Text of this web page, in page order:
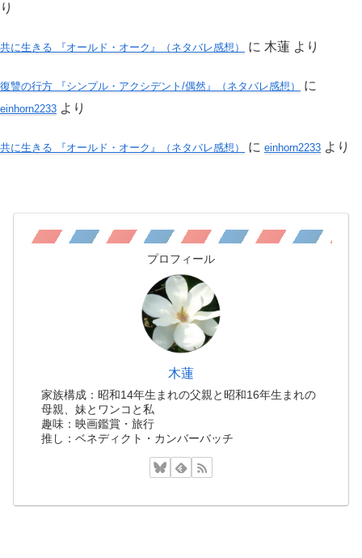
り
共に生きる 『オールド・オーク』（ネタバレ感想） に 木蓮 より
復讐の行方 『シンプル・アクシデント/偶然』（ネタバレ感想） に
einhorn2233 より
共に生きる 『オールド・オーク』（ネタバレ感想） に einhorn2233 より
プロフィール
木蓮
家族構成：昭和14年生まれの父親と昭和16年生まれの
母親、妹とワンコと私
趣味：映画鑑賞・旅行
推し：ベネディクト・カンバーバッチ